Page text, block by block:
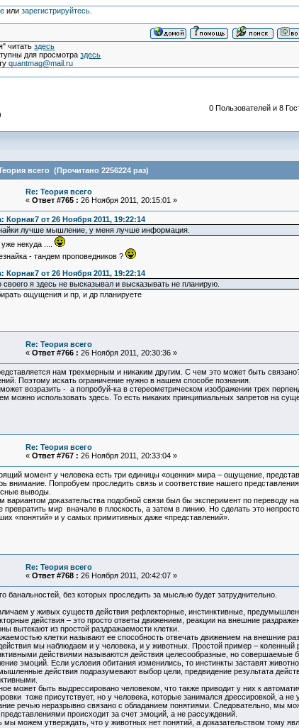
или зарегистрируйтесь.
читатьздесь
для просмотраздесь
quantmag@mail.ru
0 Пользователей и 8
всего (Прочитано 2256224 раз)
Re: Теория всего
« Ответ #765 : 26 Ноября 2011, 20:15:01 »
Корнак7 от 26 Ноября 2011, 19:22:14
лучше мышление, у меня лучше информация.
некуда ....
- тандем проповедников ?
Корнак7 от 26 Ноября 2011, 19:22:14
своего я здесь не высказывал и высказывать не планирую.
ощущения и пр, и др планируете
Re: Теория всего
« Ответ #766 : 26 Ноября 2011, 20:30:36 »
нам трехмерным и никаким другим. С чем это может быть
Поэтому искать ограничение нужно в нашем способе познания.
может возразить - а попробуй-ка в стереометрическом изображении трех
можно использовать здесь. То есть никаких принципиальных запретов на
Re: Теория всего
« Ответ #767 : 26 Ноября 2011, 20:33:04 »
момент у человека есть три единицы «оценки» мира – ощущение,
внимание. Попробуем проследить связь и соответствие нашего
выводы.
вариантом доказательства подобной связи был бы эксперимент по
превратить мир вначале в плоскость, а затем в линию. Но сделать это
«понятий» и у самых примитивных даже «представлений».
Re: Теория всего
« Ответ #768 : 26 Ноября 2011, 20:42:07 »
банальностей, без которых проследить за мыслью будет затруднительно.
у живых существ действия рефлекторные, инстинктивные,
действия – это просто ответы движением, реакции на внешние
вытекают из простой раздражаемости клетки.
клетки называют ее способность отвечать движением на внешние
мы наблюдаем и у человека, и у животных. Простой пример – коленный
действиями называются действия целесообразные, но
эмоций. Если условия обитания изменились, то инстинкты заставят
действия подразумевают выбор цели, предвидение результата
может быть выдрессировано человеком, что также приводит у них к
тоже присутствует, но у человека, которые занимался дрессировкой, а
речью неразрывно связано с обладанием понятиями. Следовательно, мы
происходит за счет эмоций, а не рассуждений.
мы можем утверждать, что у животных нет понятий, а доказательством тому